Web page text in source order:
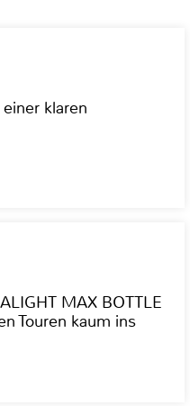
klaren
MAX BOTTLE
Touren kaum ins